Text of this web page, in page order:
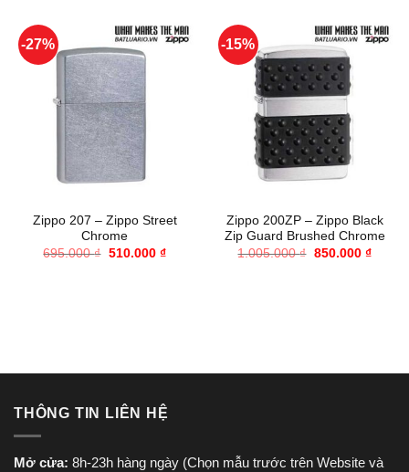
-27%
Zippo 207 – Zippo Street
Chrome
695.000₫ Giá
510.000 ₫Giá
-15%
Zippo 200ZP – Zippo Black
Zip Guard Brushed Chrome
1.005.000₫ Giá
850.000 ₫Giá
THÔNG TIN LIÊN HỆ
Mở cửa: 8h-23h hàng ngày (Chọn mẫu trước trên Website và